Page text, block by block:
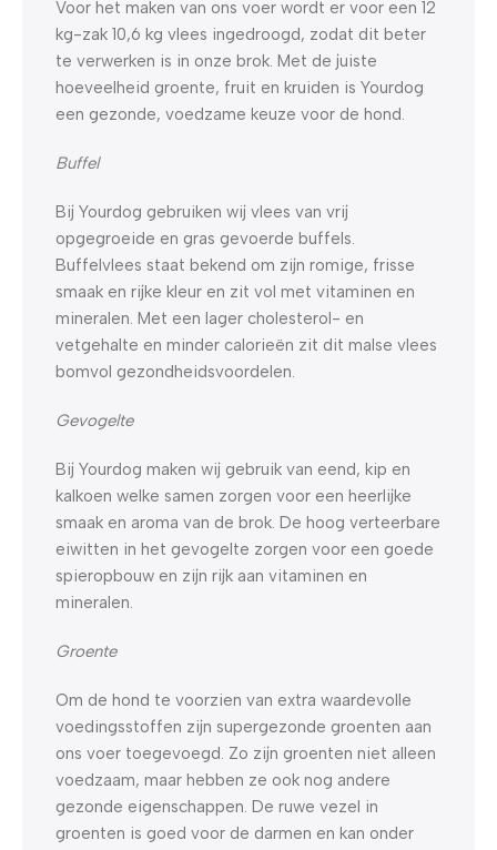
Voor het maken van ons voer wordt er voor een 12
kg-zak 10,6 kg vlees ingedroogd, zodat dit beter
te verwerken is in onze brok. Met de juiste
hoeveelheid groente, fruit en kruiden is Yourdog
een gezonde, voedzame keuze voor de hond.
Buffel
Bij Yourdog gebruiken wij vlees van vrij
opgegroeide en gras gevoerde buffels.
Buffelvlees staat bekend om zijn romige, frisse
smaak en rijke kleur en zit vol met vitaminen en
mineralen. Met een lager cholesterol- en
vetgehalte en minder calorieën zit dit malse vlees
bomvol gezondheidsvoordelen.
Gevogelte
Bij Yourdog maken wij gebruik van eend, kip en
kalkoen welke samen zorgen voor een heerlijke
smaak en aroma van de brok. De hoog verteerbare
eiwitten in het gevogelte zorgen voor een goede
spieropbouw en zijn rijk aan vitaminen en
mineralen.
Groente
Om de hond te voorzien van extra waardevolle
voedingsstoffen zijn supergezonde groenten aan
ons voer toegevoegd. Zo zijn groenten niet alleen
voedzaam, maar hebben ze ook nog andere
gezonde eigenschappen. De ruwe vezel in
groenten is goed voor de darmen en kan onder